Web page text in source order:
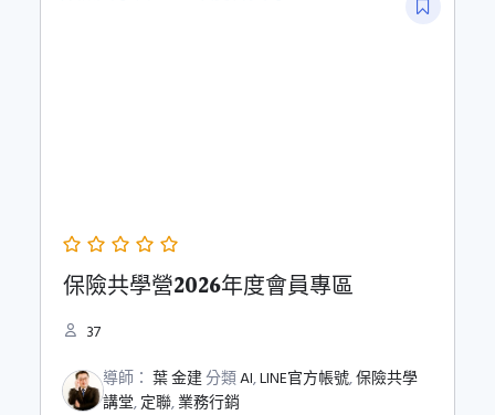
保險共學營2026年度會員專區
37
導師： 葉 金建分類AI,LINE官方帳號,保險共學
講堂, 定聯, 業務行銷